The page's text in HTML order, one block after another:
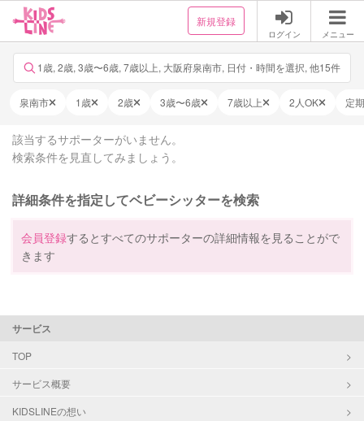
新規登録
ログイン メニュー
1歳, 2歳, 3歳〜6歳, 7歳以上, 大阪府泉南市, 日付・時間を選択, 他15件
泉南市 1歳 2歳 3歳〜6歳 7歳以上 2人OK 定
該当するサポーターがいません。
検索条件を見直してみましょう。
詳細条件を指定してベビーシッターを検索
会員登録するとすべてのサポーターの詳細情報を見ることがで
きます
サービス
TOP
サービス概要
KIDSLINEの想い